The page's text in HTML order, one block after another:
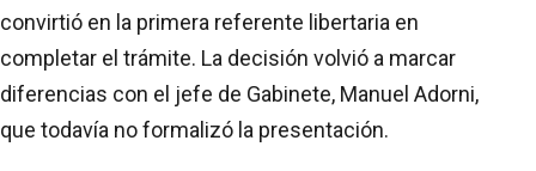
convirtió en la primera referente libertaria en
completar el trámite. La decisión volvió a marcar
diferencias con el jefe de Gabinete, Manuel Adorni,
que todavía no formalizó la presentación.